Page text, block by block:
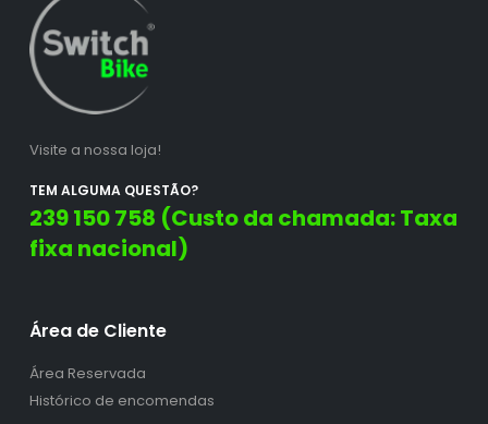
Visite a nossa loja!
TEM ALGUMA QUESTÃO?
239 150 758 (Custo da chamada: Taxa
fixa nacional)
Área de Cliente
Área Reservada
Histórico de encomendas